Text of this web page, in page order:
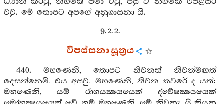
වවු. මේ තොපට අපගේ අනුශාසනා යි.
9. 2. 2.
විපස්සනා සූත්‍රය
440. මහණෙනි, තොපට නිවනත් නිවන්මඟත්
දෙසන්නෙමි. එය අසවු. මහණෙනි, නිවන කවරේ ද යත්:
මහණෙනි, යම් රාගයක්‍ෂයයෙක් ද්වේෂක්‍ෂයයෙක්